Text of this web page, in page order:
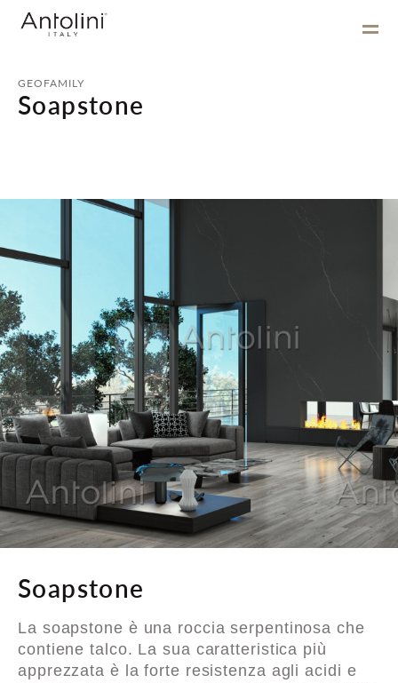
GEOFAMILY
Soapstone
Soapstone
La soapstone è una roccia serpentinosa che
contiene talco. La sua caratteristica più
apprezzata è la forte resistenza agli acidi e